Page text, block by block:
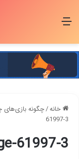
منو
خانه/چگونه بازی‌های
61997-3
61997-3